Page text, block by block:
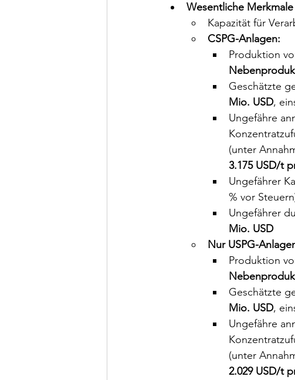
Wesentliche
Kapazität für
CSPG-Anlagen:
Produktion
Geschätzte
Mio. USD,
Ungefähre
(unter
3.175 USD/t
Ungefährer
% vor
Ungefährer
Mio. USD
Nur USPG-
Produktion
Geschätzte
Mio. USD,
Ungefähre
(unter
2.029 USD/t